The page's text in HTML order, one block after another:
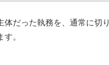
だった執務を、通常に切
。